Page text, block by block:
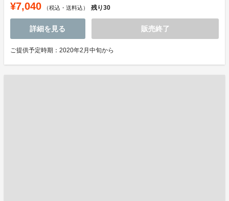
¥7,040 （税込・送料込） 残り30
詳細を見る 販売終了
ご提供予定時期：2020年2月中旬から